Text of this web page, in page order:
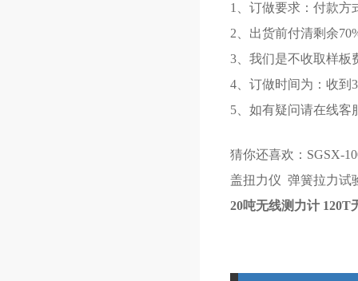
1、订做要求：付款方
2、出货前付清剩余
3、我们是不收取样板
4、订做时间为：收到
5、如有疑问请在线客
猜你还喜欢： SGSX-
盖扭力仪 弹簧拉力试
20吨无线测力计 120T